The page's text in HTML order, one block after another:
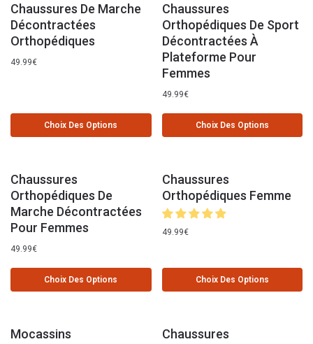
Chaussures De Marche
Décontractées
Orthopédiques
49.99€
Choix Des Options
Chaussures
Orthopédiques De Sport
Décontractées À
Plateforme Pour
Femmes
49.99€
Choix Des Options
Chaussures
Orthopédiques De
Marche Décontractées
Pour Femmes
49.99€
Choix Des Options
Chaussures
Orthopédiques Femme
49.99€
Choix Des Options
Mocassins
Chaussures